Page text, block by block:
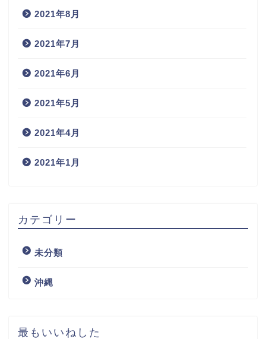
2021年8月
2021年7月
2021年6月
2021年5月
2021年4月
2021年1月
カテゴリー
未分類
沖縄
最もいいねした